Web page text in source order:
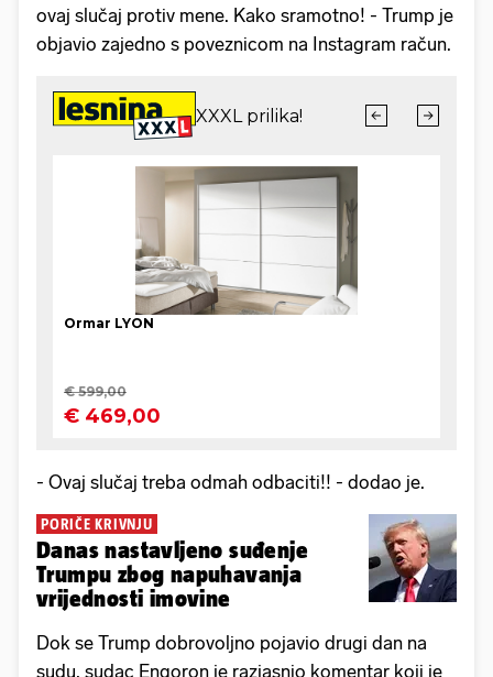
ovaj slučaj protiv mene. Kako sramotno! - Trump je
objavio zajedno s poveznicom na Instagram račun.
- Ovaj slučaj treba odmah odbaciti!! - dodao je.
PORIČE KRIVNJU
Danas nastavljeno suđenje
Trumpu zbog napuhavanja
vrijednosti imovine
Dok se Trump dobrovoljno pojavio drugi dan na
sudu, sudac Engoron je razjasnio komentar koji je